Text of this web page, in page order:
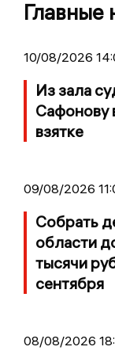
Главные
10/08/2026
Из зала
Сафонову
взятке
09/08/2026
Собрать
области
тысячи
сентября
08/08/2026